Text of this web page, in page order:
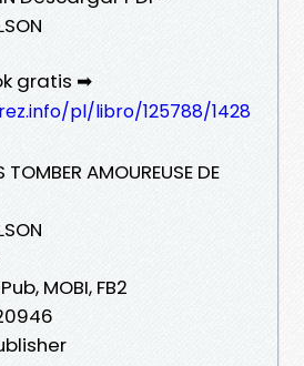
gratis ➡
pl/libro/125788/1428
TOMBER AMOUREUSE DE
MOBI, FB2